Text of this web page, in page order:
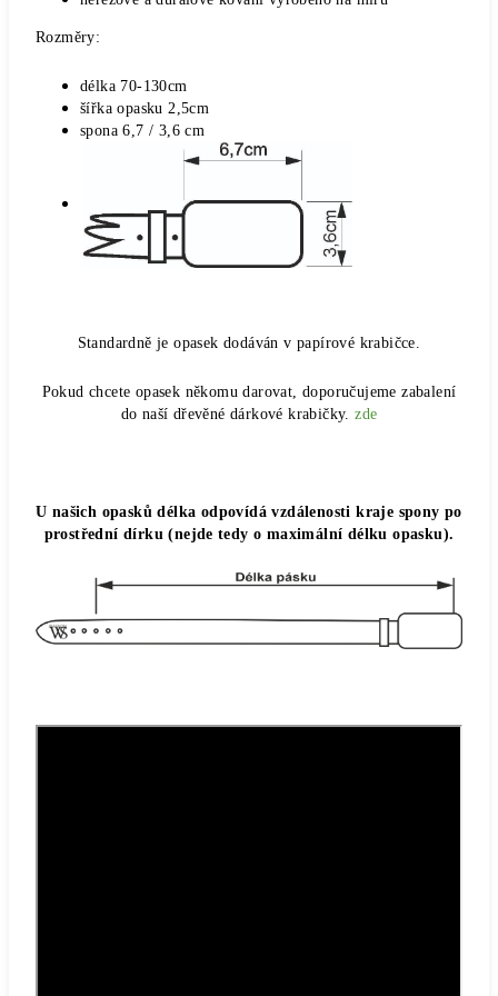
Rozměry:
délka 70-130cm
šířka opasku 2,5cm
spona 6,7 / 3,6 cm
Standardně je opasek dodáván v papírové krabičce.
Pokud chcete opasek někomu darovat, doporučujeme zabalení
do naší dřevěné dárkové krabičky.zde
U našich opasků délka odpovídá vzdálenosti kraje spony po
prostřední dírku (nejde tedy o maximální délku opasku).